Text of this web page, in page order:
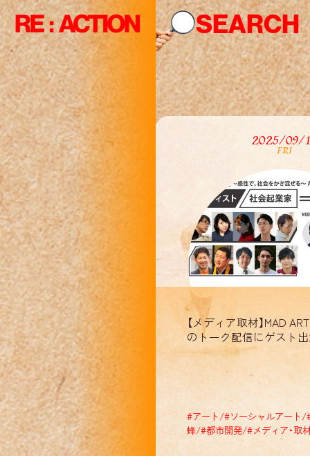
SEARCH
2025/09/
FRI
【メディア取材】MAD
のトーク配信にゲスト
#アート/#ソーシャルアート/
蜂/#都市開発/#メディア・取